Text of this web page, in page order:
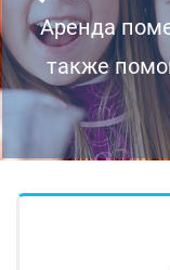
Аренда
также